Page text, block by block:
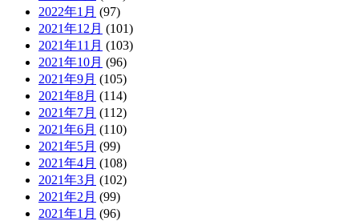
2022年1月 (97)
2021年12月 (101)
2021年11月 (103)
2021年10月 (96)
2021年9月 (105)
2021年8月 (114)
2021年7月 (112)
2021年6月 (110)
2021年5月 (99)
2021年4月 (108)
2021年3月 (102)
2021年2月 (99)
2021年1月 (96)